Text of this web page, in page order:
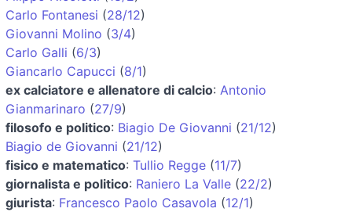
Carlo Fontanesi (28/12)
Giovanni Molino (3/4)
Carlo Galli (6/3)
Giancarlo Capucci (8/1)
ex calciatore e allenatore di calcio: Antonio
Gianmarinaro (27/9)
filosofo e politico: Biagio De Giovanni (21/12)
Biagio de Giovanni (21/12)
fisico e matematico: Tullio Regge (11/7)
giornalista e politico: Raniero La Valle (22/2)
giurista: Francesco Paolo Casavola (12/1)